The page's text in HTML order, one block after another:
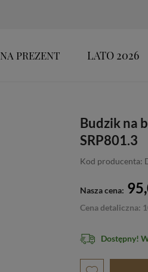
NA PREZENT LATO 2026
Budzik na
SRP801.3
Kod producenta:
Nasza cena:
Cena detaliczna:
Dostępny!